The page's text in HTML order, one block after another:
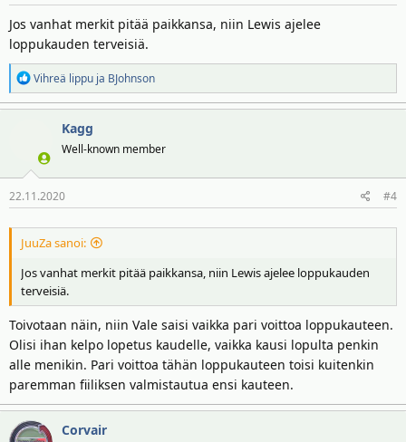
Jos vanhat merkit pitää paikkansa, niin Lewis ajelee
loppukauden terveisiä.
R
e
a
o
t
Vihreä lippu ja BJohnson
Kagg
Well-known member
22.11.2020 #4
JuuZa sanoi:
Jos vanhat merkit pitää paikkansa, niin Lewis ajelee loppukauden
terveisiä.
Toivotaan näin, niin Vale saisi vaikka pari voittoa loppukauteen.
Olisi ihan kelpo lopetus kaudelle, vaikka kausi lopulta penkin
alle menikin. Pari voittoa tähän loppukauteen toisi kuitenkin
paremman fiiliksen valmistautua ensi kauteen.
Corvair